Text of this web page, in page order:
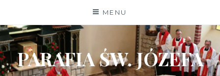
content
MENU
PARAFIA ŚW. JÓZEFA